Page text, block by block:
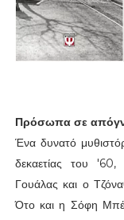
Πρόσωπα σε
Ένα δυνατό
δεκαετίας του
Γουάλας και ο
Ότο και η Σόφη